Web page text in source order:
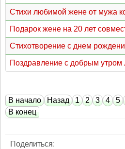
Стихи любимой жене от мужа
Подарок жене на 20 лет
Стихотворение с днем
Поздравление с добрым
В начало
Назад 1 2 3 4 5
В конец
Поделиться: